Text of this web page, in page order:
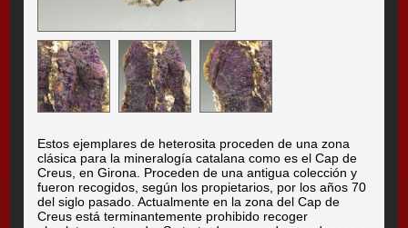
Estos ejemplares de heterosita proceden de una zona
clásica para la mineralogía catalana como es el Cap de
Creus, en Girona. Proceden de una antigua colección y
fueron recogidos, según los propietarios, por los años 70
del siglo pasado. Actualmente en la zona del Cap de
Creus está terminantemente prohibido recoger